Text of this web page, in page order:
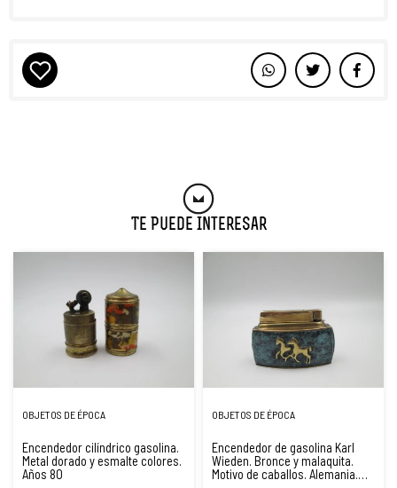
Te Puede Interesar
OBJETOS DE ÉPOCA
Encendedor cilíndrico gasolina.
Metal dorado y esmalte colores.
Años 80
OBJETOS DE ÉPOCA
Encendedor de gasolina Karl
Wieden. Bronce y malaquita.
Motivo de caballos. Alemania.